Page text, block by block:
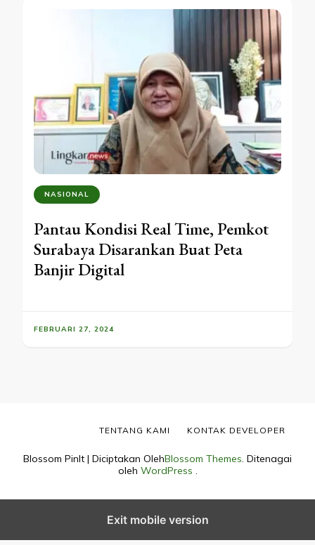
NASIONAL
Pantau Kondisi Real Time, Pemkot
Surabaya Disarankan Buat Peta
Banjir Digital
FEBRUARI 27, 2024
Blossom PinIt | Diciptakan OlehBlossom Themes. Ditenagai
oleh WordPress .
TENTANG KAMI KONTAK DEVELOPER
Exit mobile version